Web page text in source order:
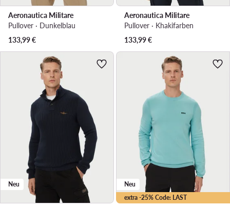
Aeronautica Militare
Pullover · Dunkelblau
133,99€
Aeronautica Militare
Pullover · Khakifarben
133,99€
Neu
extra -25% Code: LAST
Neu